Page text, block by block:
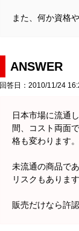
また、何か資格
ANSWER
回答日：2010/11/24
日本市場に流通
間、コスト両面
格も変わります
未流通の商品で
リスクもありま
販売だけなら許